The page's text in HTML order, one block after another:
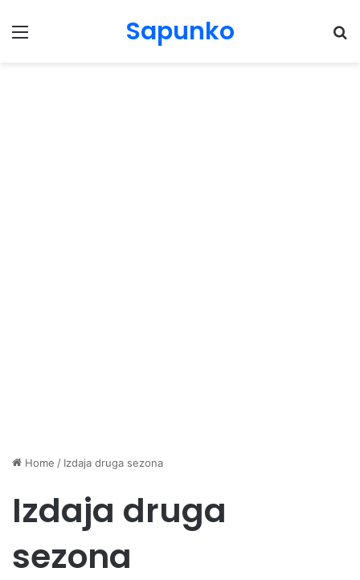
Menu Sapunko
Home / Izdaja druga sezona
Izdaja druga
sezona